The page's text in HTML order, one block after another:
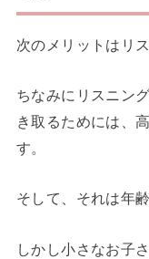
次のメリットはリ
ちなみにリスニン
き取るためには、
す。
そして、それは年
しかし小さなお子